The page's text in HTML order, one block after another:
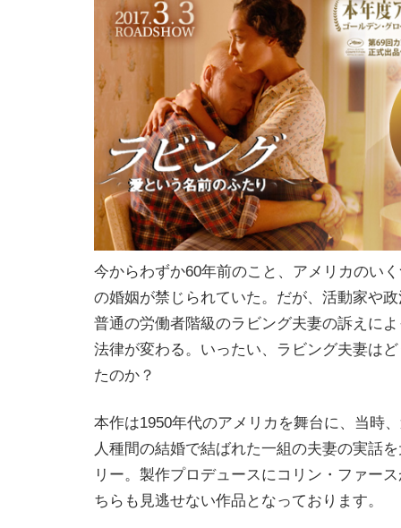
今からわずか60年前のこと、アメリカのい
の婚姻が禁じられていた。だが、活動家や
普通の労働者階級のラビング夫妻の訴えに
法律が変わる。いったい、ラビング夫妻は
たのか？
本作は1950年代のアメリカを舞台に、当時
人種間の結婚で結ばれた一組の夫妻の実話
リー。製作プロデュースにコリン・ファー
ちらも見逃せない作品となっております。